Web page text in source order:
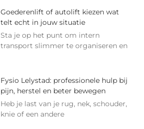
Goederenlift of autolift kiezen wat
telt echt in jouw situatie
Sta je op het punt om intern
transport slimmer te organiseren en
Fysio Lelystad: professionele hulp bij
pijn, herstel en beter bewegen
Heb je last van je rug, nek, schouder,
knie of een andere